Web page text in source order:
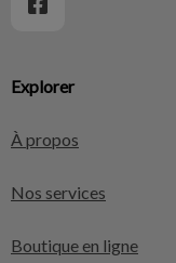
Explorer
À propos
Nos services
Boutique en ligne